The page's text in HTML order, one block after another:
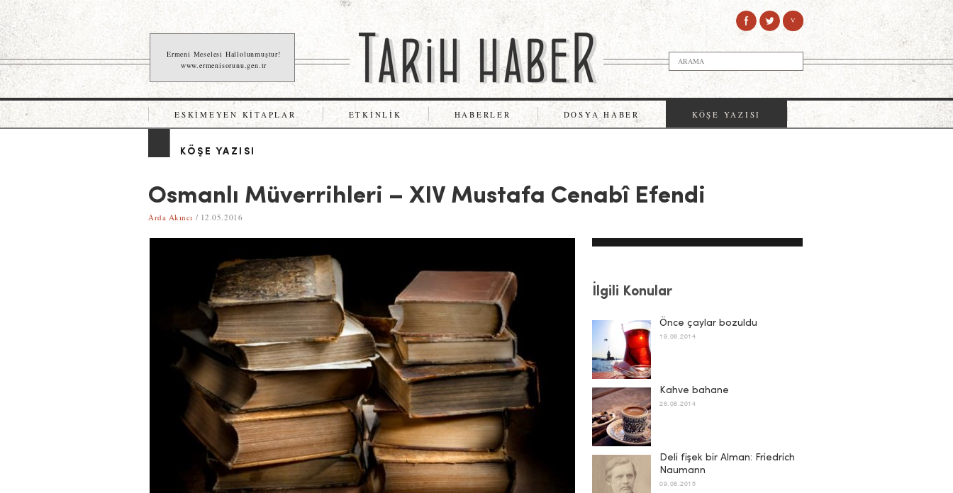
V
Ermeni Meselesi Hallolunmuştur!
www.ermenisorunu.gen.tr
ESKIMEYEN KITAPLAR ETKINLIK HABERLER DOSYA HABER KÖŞE YAZISI
KÖŞE YAZISI
Osmanlı Müverrihleri – XIV Mustafa Cenabî Efendi
Arda Akıncı / 12.05.2016
İlgili Konular
Önce çaylar bozuldu
19.06.2014
Kahve bahane
26.06.2014
Deli fişek bir Alman: Friedrich
Naumann
09.06.2015